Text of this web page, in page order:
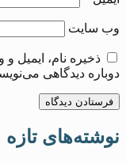
وب‌ سایت
ذخیره نام، ایمیل
دوباره دیدگاهی
نوشته‌های تازه